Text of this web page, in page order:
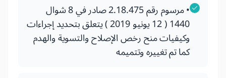
• مرسوم رقم 2.18.475 صادر في 8 شوال
1440 ( 12 يونيو 2019 ) يتعلق بتحديد إجراءات
وكيفيات منح رخص الإصلاح والتسوية والهدم
كما تم تغييره وتتميمه